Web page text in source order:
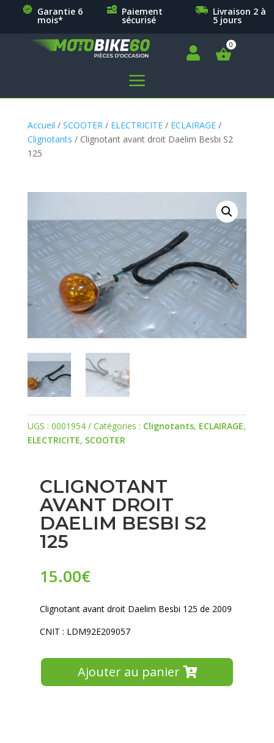
Garantie 6
mois*
Paiement
sécurisé
Livraison 2 à
5 jours

a
Accueil / SCOOTER / ELECTRICITE/ ECLAIRAGE/
Clignotants / Clignotant avant droit Daelim Besbi S2
125
UGS : 0001954 Catégories : Clignotants, ECLAIRAGE,
ELECTRICITE, SCOOTER
CLIGNOTANT
AVANT DROIT
DAELIM BESBI S2
125
15.00€
Clignotant avant droit Daelim Besbi 125 de 2009
CNIT : LDM92E209057
Ajouter au panier